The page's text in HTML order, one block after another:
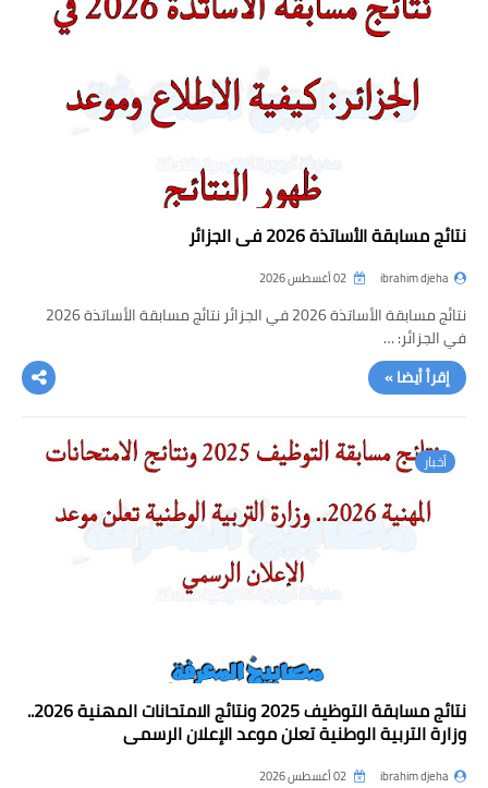
نتائج مسابقة الأساتذة 2026 في الجزائر
ibrahim djeha
نتائج مسابقة الأساتذة 2026 في الجزائر نتائج مسابقة الأساتذة 2026
في الجزائر: …
إقرأ أيضا »
أخبار
نتائج مسابقة التوظيف 2025 ونتائج الامتحانات المهنية 2026..
وزارة التربية الوطنية تعلن موعد الإعلان الرسمي
ibrahim djeha